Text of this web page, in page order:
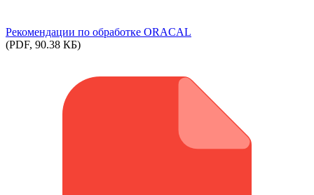
Рекомендации по обработке ORACAL
(PDF, 90.38 КБ)